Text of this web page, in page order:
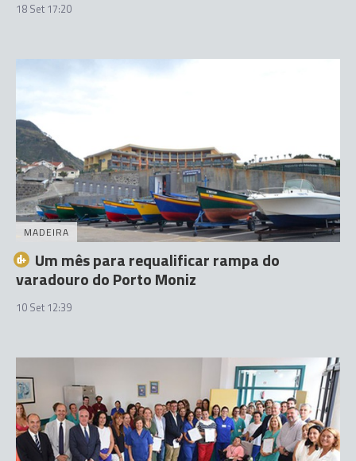
18 Set 17:20
MADEIRA
Um mês para requalificar rampa do
varadouro do Porto Moniz
10 Set 12:39